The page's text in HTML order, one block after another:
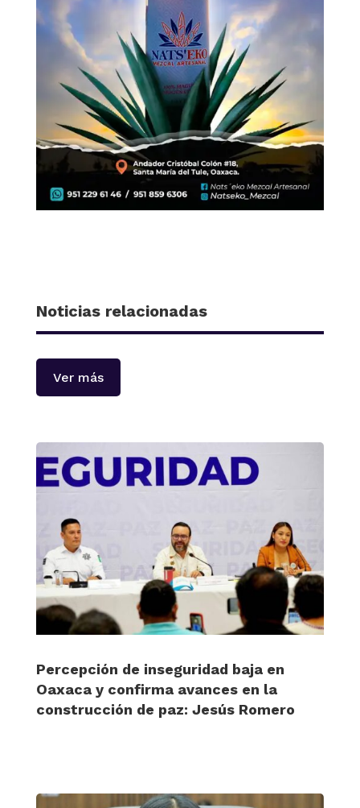
Noticias relacionadas
Ver más
Percepción de inseguridad baja en
Oaxaca y confirma avances en la
construcción de paz: Jesús Romero